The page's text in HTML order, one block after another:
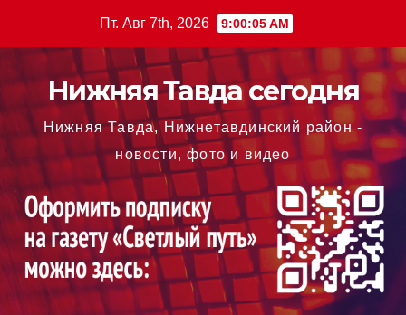
содержимому
Пт. Авг 7th, 2026 9:00:05 AM
Нижняя Тавда сегодня
Нижняя Тавда, Нижнетавдинский район -
новости, фото и видео